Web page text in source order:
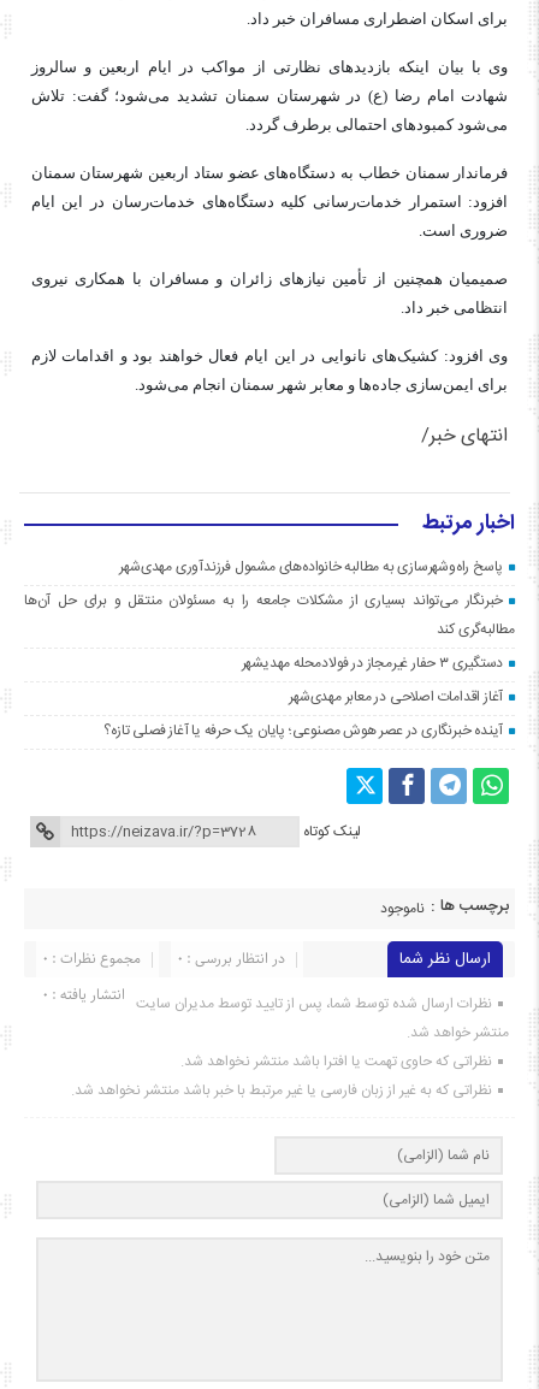
برای اسکان اضطراری مسافران خبر داد.
وی با بیان اینکه بازدیدهای نظارتی از مواکب در ایام اربعین و سالروز
شهادت امام رضا (ع) در شهرستان سمنان تشدید می‌شود؛ گفت: تلاش
می‌شود کمبودهای احتمالی برطرف گردد.
فرماندار سمنان خطاب به دستگاه‌های عضو ستاد اربعین شهرستان سمنان
افزود: استمرار خدمات‌رسانی کلیه دستگاه‌های خدمات‌رسان در این ایام
ضروری است.
صمیمیان همچنین از تأمین نیازهای زائران و مسافران با همکاری نیروی
انتظامی خبر داد.
وی افزود: کشیک‌های نانوایی در این ایام فعال خواهند بود و اقدامات لازم
برای ایمن‌سازی جاده‌ها و معابر شهر سمنان انجام می‌شود.
انتهای خبر/
اخبار مرتبط
پاسخ راه‌وشهرسازی به مطالبه خانواده‌های مشمول فرزندآوری مهدی‌شهر
خبرنگار می‌تواند بسیاری از مشکلات جامعه را به مسئولان منتقل و برای حل آن‌ها
مطالبه‌گری کند
دستگیری ۳ حفار غیرمجاز در فولادمحله مهدیشهر
آغاز اقدامات اصلاحی در معابر مهدی‌شهر
آینده خبرنگاری در عصر هوش مصنوعی؛ پایان یک حرفه یا آغاز فصلی تازه؟
لینک کوتاه
برچسب ها : ناموجود
ارسال نظر شما مجموع نظرات : 0
در انتظار بررسی : 0
انتشار یافته : ۰ نظرات ارسال شده توسط شما، پس از تایید توسط مدیران سایت
منتشر خواهد شد.
نظراتی که حاوی تهمت یا افترا باشد منتشر نخواهد شد.
نظراتی که به غیر از زبان فارسی یا غیر مرتبط با خبر باشد منتشر نخواهد شد.